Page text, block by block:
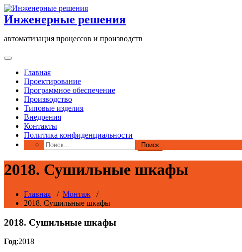
Перейти
к
содержимому
Инженерные решения
автоматизация процессов и производств
Главная
Проектирование
Программное обеспечение
Производство
Типовые изделия
Внедрения
Контакты
Политика конфиденциальности
2018. Сушильные шкафы
Главная / Монтаж /
2018. Сушильные шкафы
2018. Сушильные шкафы
Год:2018